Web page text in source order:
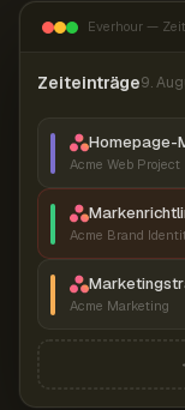
Everhour —
Zeiteinträge9.
Homepage-
Acme Web Project
Acme Brand
Acme Marketing